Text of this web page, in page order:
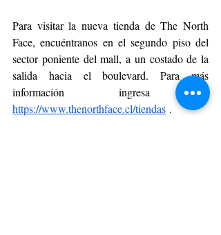
Para visitar la nueva tienda de The North
Face, encuéntranos en el segundo piso del
sector poniente del mall, a un costado de la
salida hacia el boulevard. Para más
información ingresa a
https://www.thenorthface.cl/tiendas .